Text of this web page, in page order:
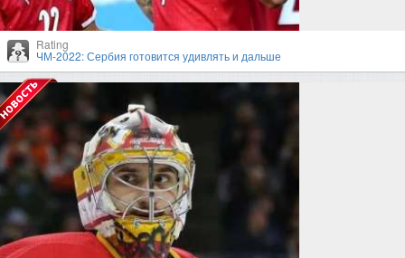
Rating
ЧМ-2022: Сербия готовится удивлять и дальше